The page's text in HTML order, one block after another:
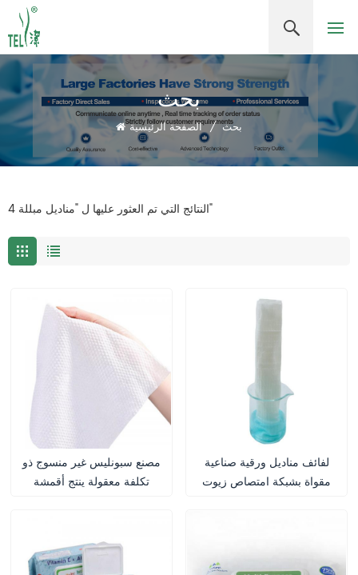
بحث
الصفحة الرئيسية / بحث
4 النتائج التي تم العثور عليها ل "مناديل مبللة"
مصنع سبونليس غير منسوج ذو
تكلفة معقولة ينتج أقمشة
لفائف مناديل ورقية صناعية
مقواة بشبكة امتصاص زيوت